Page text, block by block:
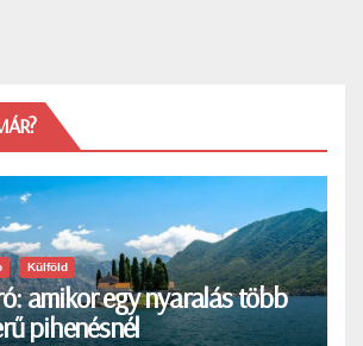
Külföld
amikor egy nyaralás több
pihenésnél